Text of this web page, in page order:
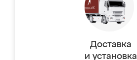
Доставка
и установка